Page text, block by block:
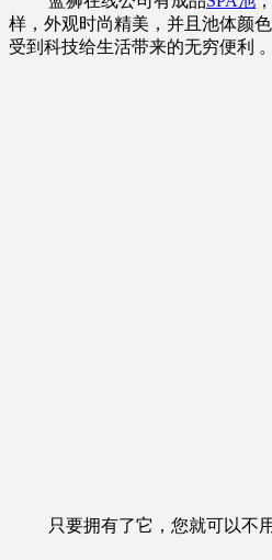
样，外观时尚精美，并且池体颜
受到科技给生活带来的无穷便利 。
只要拥有了它，您就可以不用